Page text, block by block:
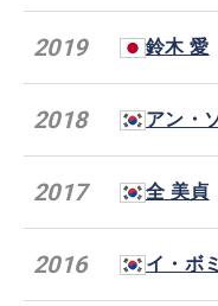
2019 鈴木 愛
2018 アン・
2017 全 美貞
2016 イ・ボミ